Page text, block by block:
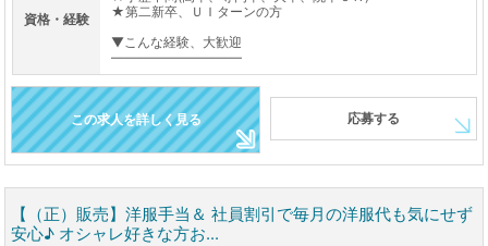
資格・経験
★第二新卒、ＵＩターンの方
▼こんな経験、大歓迎
――――――――――
この求人を詳しく見る 応募する
【（正）販売】洋服手当＆ 社員割引で毎月の洋服代も気にせず
安心♪ オシャレ好きな方お...